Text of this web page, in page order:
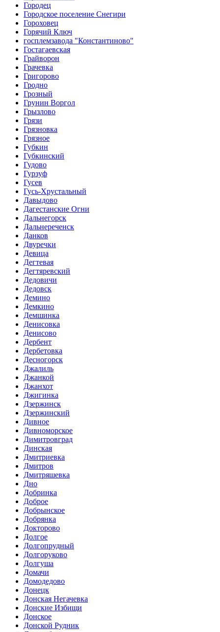
Городец
Городское поселение Снегири
Гороховец
Горячий Ключ
госплемзавода "Константиново"
Гостагаевская
Грайворон
Грачевка
Григорово
Гродно
Грозный
Грунин Воргол
Грызлово
Грязи
Грязновка
Грязное
Губкин
Губкинский
Гудово
Гурзуф
Гусев
Гусь-Хрустальный
Давыдово
Дагестанские Огни
Дальнегорск
Дальнереченск
Данков
Двуречки
Девица
Дегтевая
Дегтяревский
Дедовичи
Дедовск
Демино
Демкино
Демшинка
Денисовка
Денисово
Дербент
Дербетовка
Десногорск
Джалиль
Джанкой
Джанхот
Джигинка
Дзержинск
Дзержинский
Дивное
Дивноморское
Димитровград
Динская
Дмитриевка
Дмитров
Дмитряшевка
Дно
Добринка
Доброе
Добрынское
Добрянка
Докторово
Долгое
Долгопрудный
Долгоруково
Долгуша
Домачи
Домодедово
Донецк
Донская Негачевка
Донские Избищи
Донское
Донской Рудник